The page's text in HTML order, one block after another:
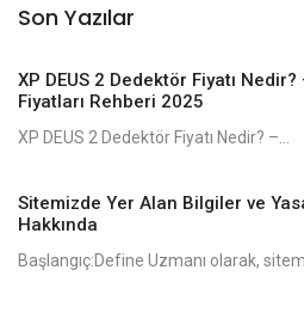
Son Yazılar
XP DEUS 2 Dedektör Fiyatı
Fiyatları Rehberi 2025
XP DEUS 2 Dedektör Fiyatı Nedir? –...
Sitemizde Yer Alan Bilgiler ve
Hakkında
Başlangıç:Define Uzmanı olarak,